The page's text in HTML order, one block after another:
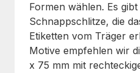
Formen wählen. Es
Schnappschlitze, die
Etiketten vom Träger
Motive empfehlen wir
x 75 mm mit